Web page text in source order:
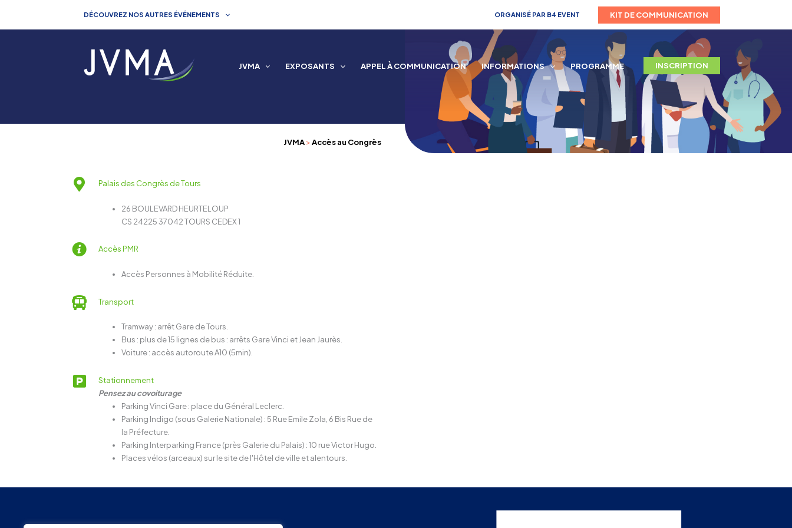
contenu
DÉCOUVREZ NOS AUTRES ÉVÉNEMENTS ORGANISÉ PAR B4 EVENT KIT DE COMMUNICATION
JVMA EXPOSANTS APPEL À COMMUNICATION INFORMATIONS PROGRAMME INSCRIPTION
JVMA>Accès au Congrès
Palais des Congrès de Tours
26 BOULEVARD HEURTELOUP
CS 24225 37042 TOURS CEDEX 1
Accès PMR
Accès Personnes à Mobilité Réduite.
Transport
Tramway : arrêt Gare de Tours.
Bus : plus de 15 lignes de bus : arrêts Gare Vinci et Jean Jaurès.
Voiture : accès autoroute A10 (5min).
Stationnement
Pensez au covoiturage
Parking Vinci Gare : place du Général Leclerc.
Parking Indigo (sous Galerie Nationale) : 5 Rue Emile Zola, 6 Bis Rue de
la Préfecture.
Parking Interparking France (près Galerie du Palais) : 10 rue Victor Hugo.
Places vélos (arceaux) sur le site de l'Hôtel de ville et alentours.